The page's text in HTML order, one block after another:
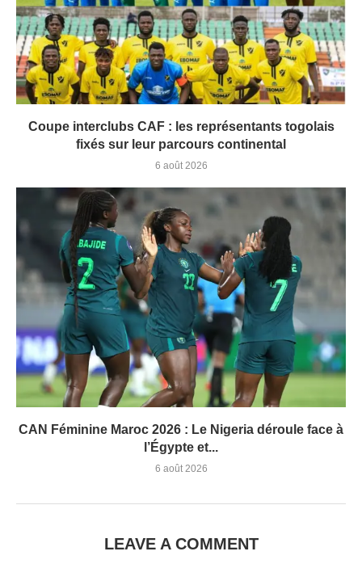
Coupe interclubs CAF : les représentants togolais
fixés sur leur parcours continental
6 août 2026
CAN Féminine Maroc 2026 : Le Nigeria déroule face à
l’Égypte et...
6 août 2026
LEAVE A COMMENT